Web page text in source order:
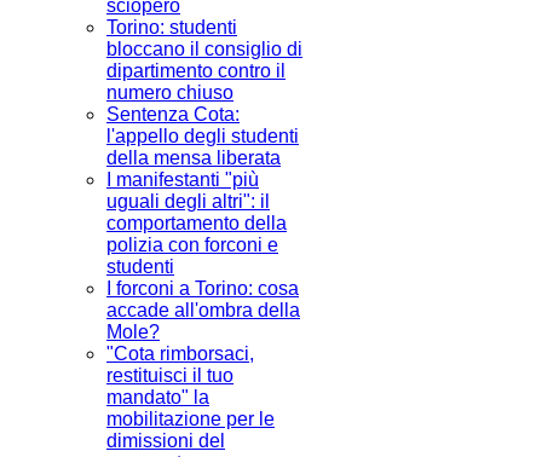
sciopero
Torino: studenti
bloccano il consiglio di
dipartimento contro il
numero chiuso
Sentenza Cota:
l'appello degli studenti
della mensa liberata
I manifestanti "più
uguali degli altri": il
comportamento della
polizia con forconi e
studenti
I forconi a Torino: cosa
accade all'ombra della
Mole?
"Cota rimborsaci,
restituisci il tuo
mandato" la
mobilitazione per le
dimissioni del